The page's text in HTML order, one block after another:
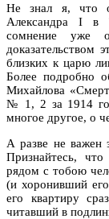
Не знал я, что
Александра I в
сомнение уже
доказательством
близких к царю
Более подробно
Михайлова
№ 1, 2 за 1914
многое другое, о
А разве не важен
Признайтесь,
рядом с тобою
(и хоронивший
его квартиру
читавший в